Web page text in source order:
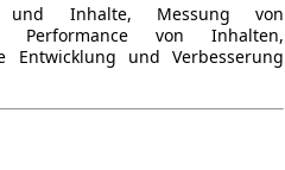
und Inhalte, Messung von
von Inhalten,
Entwicklung und Verbesserung